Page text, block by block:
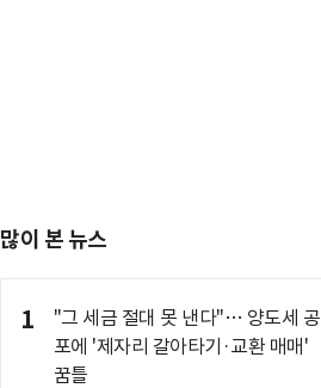
많이 본 뉴스
1
"그 세금 절대 못 낸다"… 양도세 공
포에 '제자리 갈아타기·교환 매매'
꿈틀